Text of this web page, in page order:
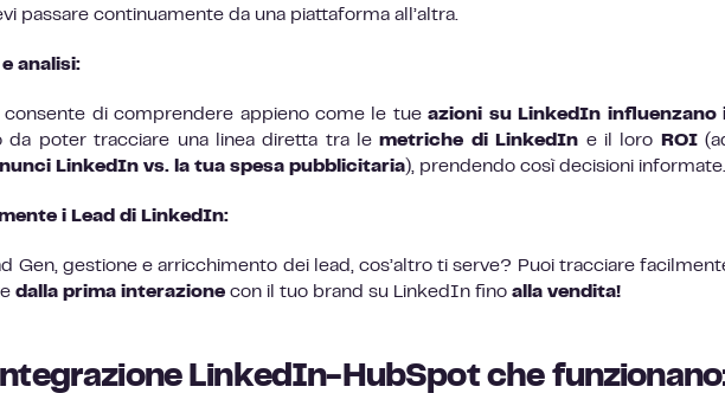
passare continuamente da una piattaforma all’altra.
analisi:
consente di comprendere appieno come le tueazioni su LinkedIn influenzano
da poter tracciare una linea diretta tra lemetriche di LinkedIn e il loro ROI
LinkedIn vs. la tua spesa pubblicitaria), prendendo così decisioni informate.
i Lead di LinkedIn:
Gen, gestione e arricchimento dei lead, cos’altro ti serve? Puoi tracciare
dalla prima interazione con il tuo brand su LinkedIn fino alla vendita!
LinkedIn-HubSpot che